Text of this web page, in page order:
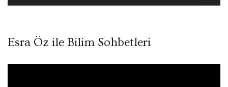
Esra Öz ile Bilim Sohbetleri